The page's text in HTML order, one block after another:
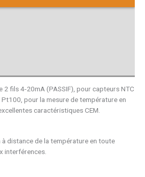
2 fils 4-20mA (PASSIF), pour capteurs NTC
pour la mesure de température en
caractéristiques CEM.
distance de la température en toute
interférences.